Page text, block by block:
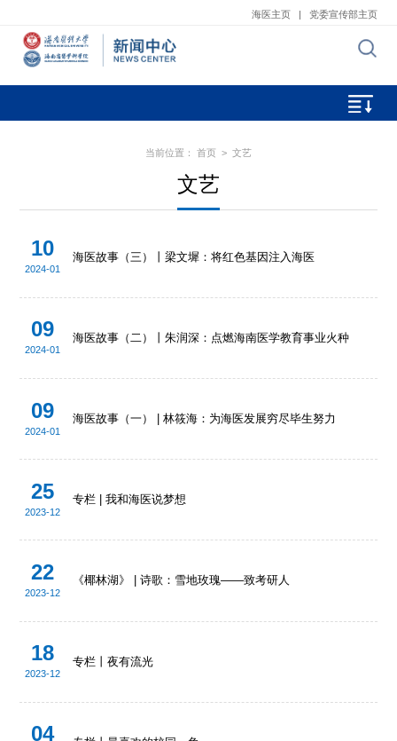
海医主页 | 党委宣传部主页
当前位置： 首页 > 文艺
文艺
10
2024-01
海医故事（三）丨梁文墀：将红色基因注入海医
09
2024-01
海医故事（二）丨朱润深：点燃海南医学教育事业火种
09
2024-01
海医故事（一） | 林筱海：为海医发展穷尽毕生努力
25
2023-12
专栏 | 我和海医说梦想
22
2023-12
《椰林湖》 | 诗歌：雪地玫瑰——致考研人
18
2023-12
专栏丨夜有流光
04